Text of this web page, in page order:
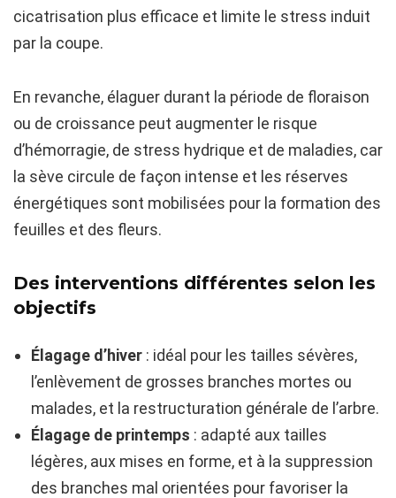
cicatrisation plus efficace et limite le stress induit
par la coupe.
En revanche, élaguer durant la période de floraison
ou de croissance peut augmenter le risque
d’hémorragie, de stress hydrique et de maladies, car
la sève circule de façon intense et les réserves
énergétiques sont mobilisées pour la formation des
feuilles et des fleurs.
Des interventions différentes selon les
objectifs
Élagage d’hiver : idéal pour les tailles sévères,
l’enlèvement de grosses branches mortes ou
malades, et la restructuration générale de l’arbre.
Élagage de printemps : adapté aux tailles
légères, aux mises en forme, et à la suppression
des branches mal orientées pour favoriser la